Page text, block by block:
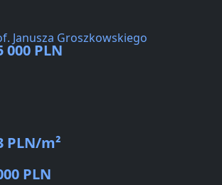
Janusza Groszkowskiego
000 PLN
PLN/m²
PLN